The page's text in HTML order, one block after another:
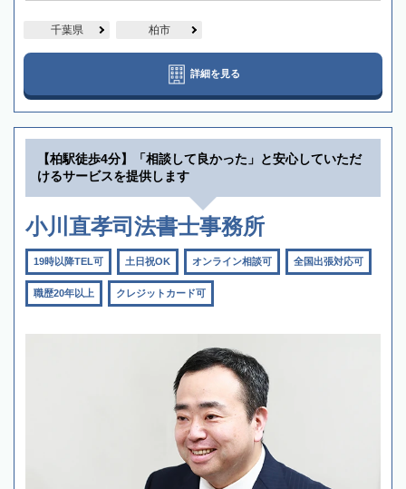
千葉県 柏市
詳細を見る
【柏駅徒歩4分】「相談して良かった」と安心していただ
けるサービスを提供します
小川直孝司法書士事務所
19時以降TEL可 土日祝OK オンライン相談可 全国出張対応可
職歴20年以上 クレジットカード可